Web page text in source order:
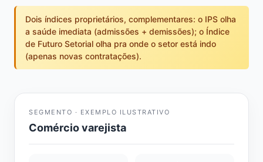
Dois índices proprietários, complementares: o IPS olha
a saúde imediata (admissões + demissões); o Índice
de Futuro Setorial olha pra onde o setor está indo
(apenas novas contratações).
SEGMENTO · EXEMPLO ILUSTRATIVO
Comércio varejista